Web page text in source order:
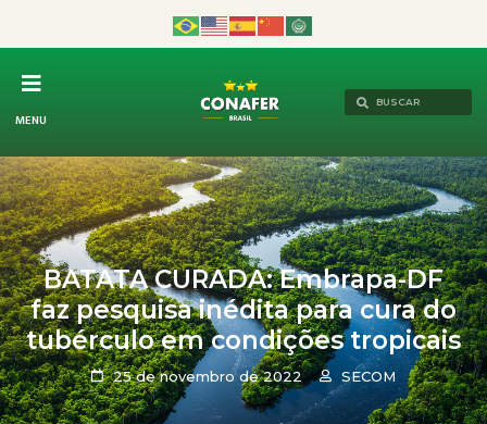
MENU
BATATA CURADA: Embrapa-DF
faz pesquisa inédita para cura do
tubérculo em condições tropicais
25 de novembro de 2022 SECOM